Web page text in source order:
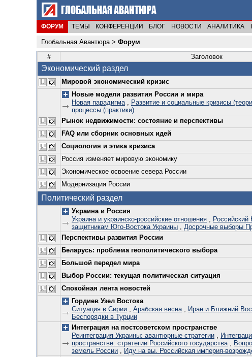
ФОРУМ ТЕМЫ КОНФЕРЕНЦИИ БЛОГ НОВОСТИ АНАЛИТИКА
Глобальная Авантюра> Форум
#
Заголовок
Экономический раздел
Мировой экономический кризис
Новые модели развития России и мира
Новая парадигма, Развитие и социальные кризисы
процессы (практики)
Рынок недвижимости: состояние и перспективы
FAQ или сборник основных идей
Социология и этика кризиса
Россия изменяет мировую экономику
Экономическое освоение севера России
Модернизация России
Политический раздел
Украина и Россия
Украина и украинско-российские отношения , Российский
защитникам Юго-Востока Украины , Досрочные выборы
Перспективы развития России
Беларусь: проблема геополитического выбора
Большой передел мира
Выбор России: текущая политическая ситуация
Спокойная лента новостей
Гордиев Узел Востока
Ситуация в Сирии , Арабская весна, Иран и Ближний
Беспорядки в Турции
Интеграция на постсоветском пространстве
Реинтеграция Украины: авантюрные стратегии ,
пространстве: стратегии Российского государства,
земель России , Иду на вы. Российская империя-